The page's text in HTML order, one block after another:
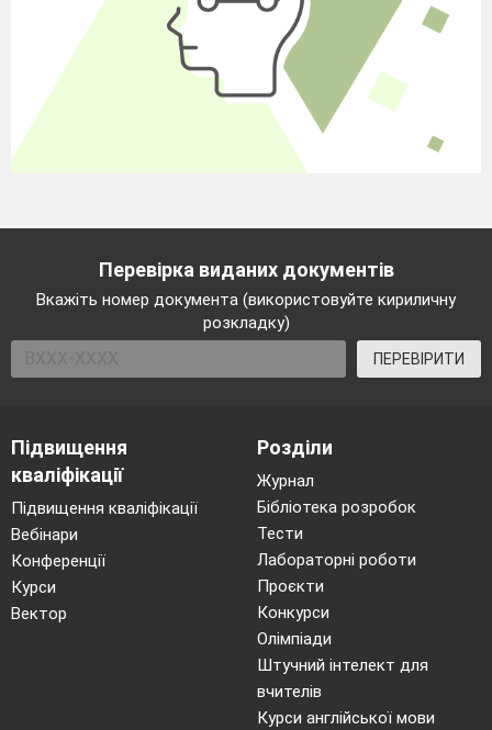
Перевірка виданих документів
Вкажіть номер документа (використовуйте кириличну
розкладку)
ПЕРЕВІРИТИ
Підвищення
кваліфікації
Підвищення кваліфікації
Вебінари
Конференції
Курси
Вектор
Розділи
Журнал
Бібліотека розробок
Тести
Лабораторні роботи
Проєкти
Конкурси
Олімпіади
Штучний інтелект для
вчителів
Курси англійської мови